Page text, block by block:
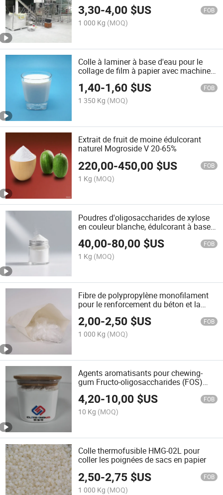
3,30-4,00 $US FOB
1 000 Kg (MOQ)
Colle à laminer à base d'eau pour le
collage de film à papier avec machine
de laminage à sec
1,40-1,60 $US FOB
1 350 Kg (MOQ)
Extrait de fruit de moine édulcorant
naturel Mogroside V 20-65%
220,00-450,00 $US FOB
1 Kg (MOQ)
Poudres d'oligosaccharides de xylose
en couleur blanche, édulcorant à base
de fibres alimentaires, additifs
alimentaires
40,00-80,00 $US FOB
1 Kg (MOQ)
Fibre de polypropylène monofilament
pour le renforcement du béton et la
prévention des fissures
2,00-2,50 $US FOB
1 000 Kg (MOQ)
Agents aromatisants pour chewing-
gum Fructo-oligosaccharides (FOS)
Fructooligosaccharides
4,20-10,00 $US FOB
10 Kg (MOQ)
Colle thermofusible HMG-02L pour
coller les poignées de sacs en papier
2,50-2,75 $US FOB
1 000 Kg (MOQ)